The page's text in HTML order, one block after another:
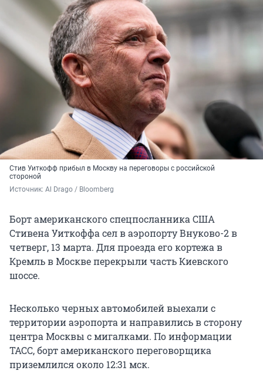
Стив Уиткофф прибыл в Москву на переговоры с российской
стороной
Источник: Al Drago / Bloomberg
Борт американского спецпосланника США
Стивена Уиткоффа сел в аэропорту Внуково-2 в
четверг, 13 марта. Для проезда его кортежа в
Кремль в Москве перекрыли часть Киевского
шоссе.
Несколько черных автомобилей выехали с
территории аэропорта и направились в сторону
центра Москвы с мигалками. По информации
ТАСС, борт американского переговорщика
приземлился около 12:31 мск.